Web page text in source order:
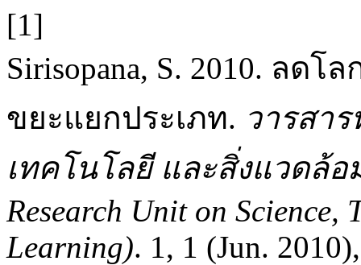
[1]
Sirisopana, S. 2010. ลด
ขยะแยกประเภท. วารสา
เทคโนโลยี และสิ่งแวดล้อ
Research Unit on Science,
Learning). 1, 1 (Jun.